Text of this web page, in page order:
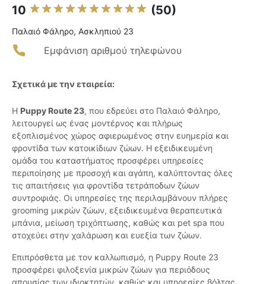
10 (50)
Παλαιό Φάληρο, Ασκληπιού 23
Εμφάνιση αριθμού τηλεφώνου
Σχετικά με την εταιρεία:
Η Puppy Route 23, που εδρεύει στο Παλαιό Φάληρο,
λειτουργεί ως ένας μοντέρνος και πλήρως
εξοπλισμένος χώρος αφιερωμένος στην ευημερία και
φροντίδα των κατοικίδιων ζώων. Η εξειδικευμένη
ομάδα του καταστήματος προσφέρει υπηρεσίες
περιποίησης με προσοχή και αγάπη, καλύπτοντας όλες
τις απαιτήσεις για φροντίδα τετράποδων ζώων
συντροφιάς. Οι υπηρεσίες της περιλαμβάνουν πλήρες
grooming μικρών ζώων, εξειδικευμένα θεραπευτικά
μπάνια, μείωση τριχόπτωσης, καθώς και pet spa που
στοχεύει στην χαλάρωση και ευεξία των ζώων.
Επιπρόσθετα με τον καλλωπισμό, η Puppy Route 23
προσφέρει φιλοξενία μικρών ζώων για περιόδους
απουσίας των ιδιοκτητών, καθώς και υπηρεσίες βόλτας